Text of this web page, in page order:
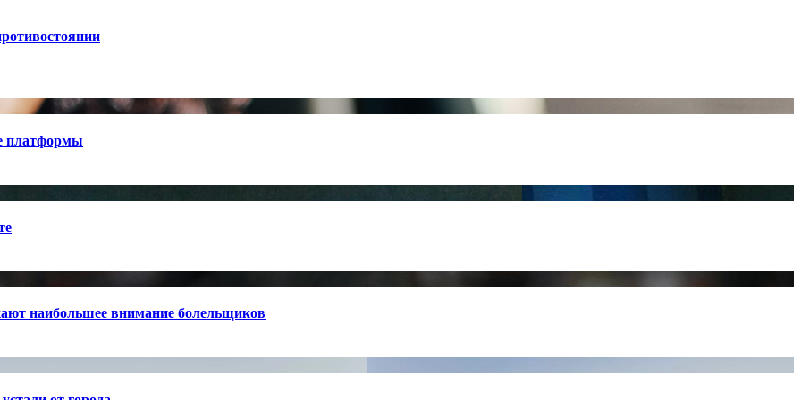
платформы
наибольшее внимание болельщиков